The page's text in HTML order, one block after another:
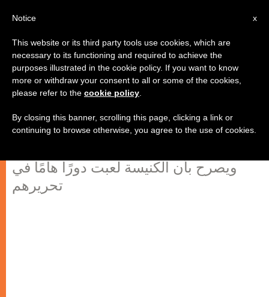
الأب لومباردي يعلق على إطلاق
سراح بعض المعتقلين السياسيين في
كوبا
ويصرح بأن الكنيسة لعبت دورًا هامًا في
تحريرهم
x
Notice
This website or its third party tools use cookies, which are
necessary to its functioning and required to achieve the
purposes illustrated in the cookie policy. If you want to know
more or withdraw your consent to all or some of the cookies,
please refer to the cookie policy
By closing this banner, scrolling this page, clicking a link or
continuing to browse otherwise, you agree to the use of cookies.